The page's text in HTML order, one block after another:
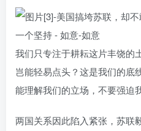
我们只专注于耕耘这片丰饶的
岂能轻易点头？这是我们的底
能理解我们的立场，不要强迫
两国关系因此陷入紧张，苏联